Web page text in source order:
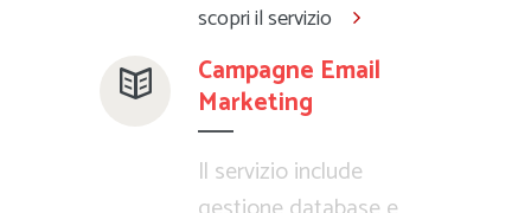
scopri il servizio
Campagne Email
Marketing
Il servizio include